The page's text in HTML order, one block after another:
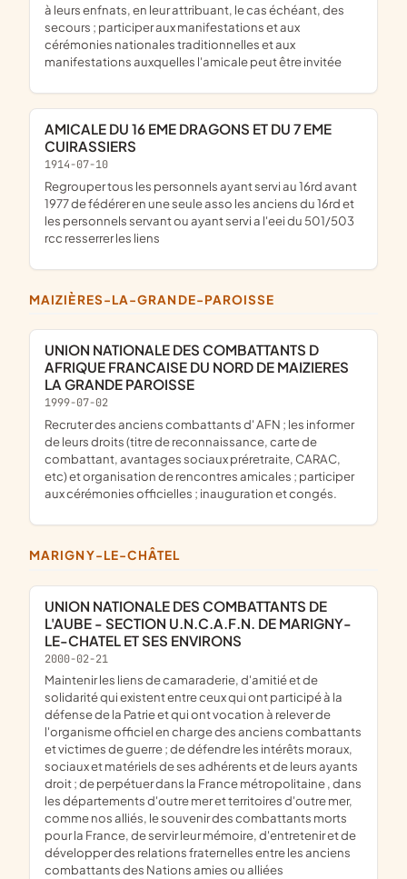
à leurs enfnats, en leur attribuant, le cas échéant, des
secours ; participer aux manifestations et aux
cérémonies nationales traditionnelles et aux
manifestations auxquelles l'amicale peut être invitée
AMICALE DU 16 EME DRAGONS ET DU 7 EME
CUIRASSIERS
1914-07-10
regrouper tous les personnels ayant servi au 16rd avant
1977 de fédérer en une seule asso les anciens du 16rd et
les personnels servant ou ayant servi a l'eei du 501/503
rcc resserrer les liens
MAIZIÈRES-LA-GRANDE-PAROISSE
UNION NATIONALE DES COMBATTANTS D
AFRIQUE FRANCAISE DU NORD DE MAIZIERES
LA GRANDE PAROISSE
1999-07-02
recruter des anciens combattants d' AFN ; les informer
de leurs droits (titre de reconnaissance, carte de
combattant, avantages sociaux préretraite, CARAC,
etc) et organisation de rencontres amicales ; participer
aux cérémonies officielles ; inauguration et congés.
MARIGNY-LE-CHÂTEL
UNION NATIONALE DES COMBATTANTS DE
L'AUBE - SECTION U.N.C.A.F.N. DE MARIGNY-
LE-CHATEL ET SES ENVIRONS
2000-02-21
maintenir les liens de camaraderie, d'amitié et de
solidarité qui existent entre ceux qui ont participé à la
défense de la Patrie et qui ont vocation à relever de
l'organisme officiel en charge des anciens combattants
et victimes de guerre ; de défendre les intérêts moraux,
sociaux et matériels de ses adhérents et de leurs ayants
droit ; de perpétuer dans la France métropolitaine , dans
les départements d'outre mer et territoires d'outre mer,
comme nos alliés, le souvenir des combattants morts
pour la France, de servir leur mémoire, d'entretenir et de
développer des relations fraternelles entre les anciens
combattants des Nations amies ou alliées